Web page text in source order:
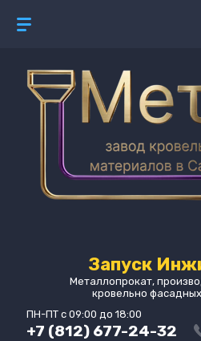
Запуск
Металлопрокат,
кровельно
ПН-ПТ с 09:00 до 18:00
+7 (812) 677-24-32